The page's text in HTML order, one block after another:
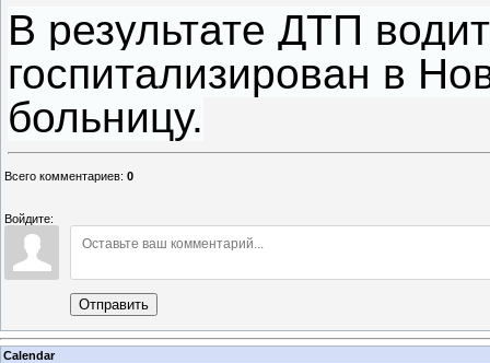
В результате ДТП
госпитализирован в
больницу.
Всего комментариев: 0
Войдите:
Отправить
Calendar